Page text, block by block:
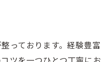
っております。経験豊富